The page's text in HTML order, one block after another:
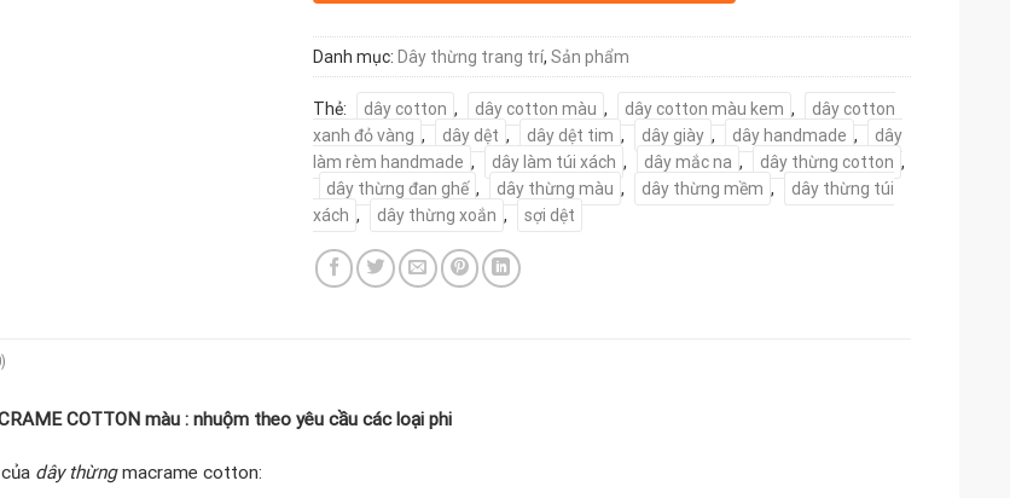
Danh mục: Dây thừng trang trí, Sản phẩm
Thẻ: dây cotton , dây cotton màu , dây cotton màu kem ,
dây cotton
xanh đỏ vàng , dây dệt , dây dệt tim , dây giày , dây handmade ,
dây
làm rèm handmade , dây làm túi xách , dây mắc na , dây thừng cotton ,
dây thừng đan ghế , dây thừng màu , dây thừng mềm ,
dây thừng túi
xách , dây thừng xoắn , sợi dệt
COTTON màu : nhuộm theo yêu cầu các loại phi
dây thừngmacrame cotton: